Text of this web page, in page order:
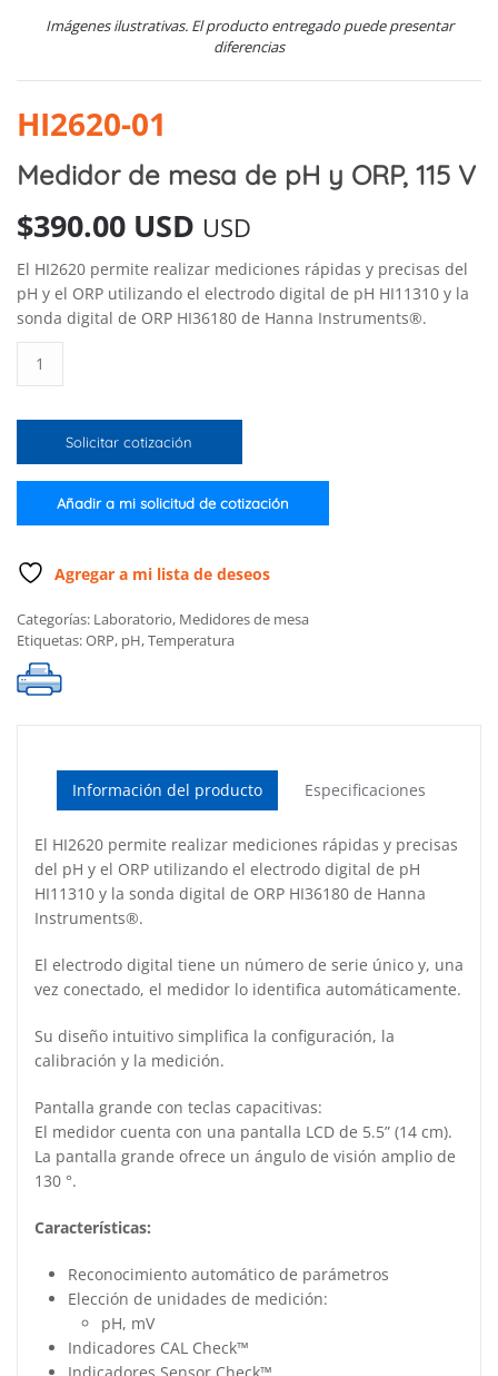
Imágenes ilustrativas. El producto entregado puede presentar
diferencias
HI2620-01
Medidor de mesa de pH y ORP, 115 V
$390.00 USD USD
El HI2620 permite realizar mediciones rápidas y precisas del
pH y el ORP utilizando el electrodo digital de pH HI11310 y la
sonda digital de ORP HI36180 de Hanna Instruments®.
de
115
cantidad
Solicitar cotización
Añadir a mi solicitud de cotización
Agregar a mi lista de deseos
Categorías: Laboratorio, Medidores de mesa
Etiquetas:ORP, pH,Temperatura
Información del producto Especificaciones
El HI2620 permite realizar mediciones rápidas y precisas
del pH y el ORP utilizando el electrodo digital de pH
HI11310 y la sonda digital de ORP HI36180 de Hanna
Instruments®.
El electrodo digital tiene un número de serie único y, una
vez conectado, el medidor lo identifica automáticamente.
Su diseño intuitivo simplifica la configuración, la
calibración y la medición.
Pantalla grande con teclas capacitivas:
El medidor cuenta con una pantalla LCD de 5.5” (14 cm).
La pantalla grande ofrece un ángulo de visión amplio de
130 °.
Características:
Reconocimiento automático de parámetros
Elección de unidades de medición:
pH, mV
Indicadores CAL Check™
Indicadores Sensor Check™